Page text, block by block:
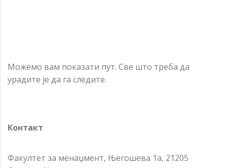
Можемо вам показати пут. Све што треба да
урадите је да га следите.
Контакт
Факултет за менаџмент, Његошева 1а, 21205